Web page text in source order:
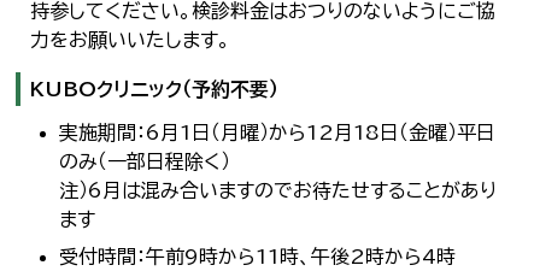
持参してください。検診料金はおつりのないようにご協
力をお願いいたします。
KUBOクリニック（予約不要）
実施期間：6月1日（月曜）から12月18日（金曜）平日
のみ（一部日程除く）
注）6月は混み合いますのでお待たせすることがあり
ます
受付時間：午前9時から11時、午後2時から4時